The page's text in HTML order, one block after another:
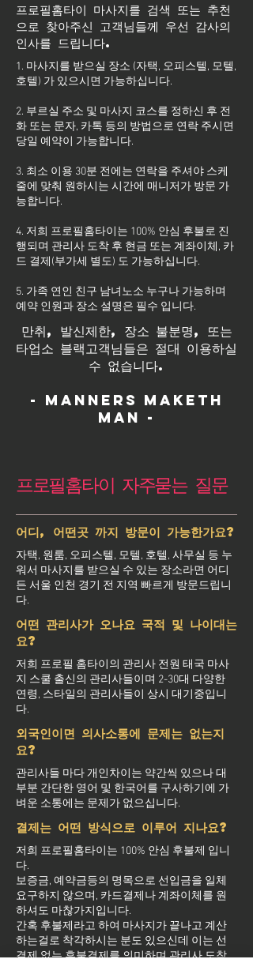
프로필홈타이 마사지를 검색 또는 추천
으로 찾아주신 고객님들께 우선 감사의
인사를 드립니다.
1. 마사지를 받으실 장소 (자택, 오피스텔, 모텔,
호텔) 가 있으시면 가능하십니다.
2. 부르실 주소 및 마사지 코스를 정하신 후 전
화 또는 문자, 카톡 등의 방법으로 연락 주시면
당일 예약이 가능합니다.
3. 최소 이용 30분 전에는 연락을 주셔야 스케
줄에 맞춰 원하시는 시간에 매니저가 방문 가
능합니다.
4. 저희 프로필홈타이는 100% 안심 후불로 진
행되며 관리사 도착 후 현금 또는 계좌이체, 카
드 결제(부가세 별도) 도 가능하십니다.
5. 가족 연인 친구 남녀노소 누구나 가능하며
예약 인원과 장소 설명은 필수 입니다.
만취, 발신제한, 장소 불분명, 또는
타업소 블랙고객님들은 절대 이용하실
수 없습니다.
- Manners maketh
man -
프로필홈타이 자주묻는 질문
어디, 어떤곳 까지 방문이 가능한가요?
자택, 원룸, 오피스텔, 모텔, 호텔, 사무실 등 누
워서 마사지를 받으실 수 있는 장소라면 어디
든 서울 인천 경기 전 지역 빠르게 방문드립니
다.
어떤 관리사가 오나요 국적 및 나이대는
요?
저희 프로필 홈타이의 관리사 전원 태국 마사
지 스쿨 출신의 관리사들이며 2-30대 다양한
연령, 스타일의 관리사들이 상시 대기중입니
다.
외국인이면 의사소통에 문제는 없는지
요?
관리사들 마다 개인차이는 약간씩 있으나 대
부분 간단한 영어 및 한국어를 구사하기에 가
벼운 소통에는 문제가 없으십니다.
결제는 어떤 방식으로 이루어 지나요?
저희 프로필홈타이는 100% 안심 후불제 입니
다.
보증금, 예약금등의 명목으로 선입금을 일체
요구하지 않으며, 카드결제나 계좌이체를 원
하셔도 마찮가지입니다.
간혹 후불제라고 하여 마사지가 끝나고 계산
하는걸로 착각하시는 분도 있으신데 이는 선
결제 없는 후불결제를 의미하며 관리사 도착